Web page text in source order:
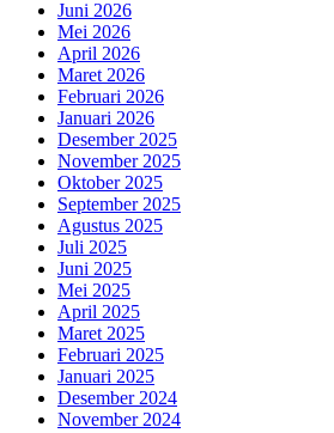
Juni 2026
Mei 2026
April 2026
Maret 2026
Februari 2026
Januari 2026
Desember 2025
November 2025
Oktober 2025
September 2025
Agustus 2025
Juli 2025
Juni 2025
Mei 2025
April 2025
Maret 2025
Februari 2025
Januari 2025
Desember 2024
November 2024